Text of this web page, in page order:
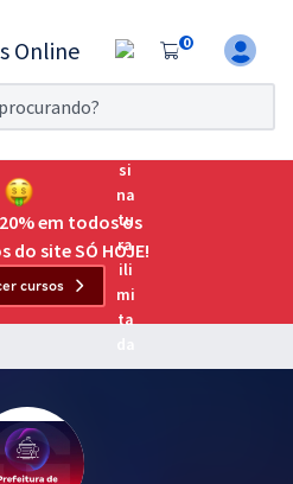
0
por 7 dias!
para o Exame da
as principais
20% em todos os
do site SÓ HOJE!
cursos